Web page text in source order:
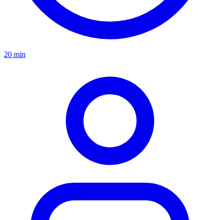
20 min